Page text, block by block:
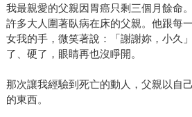
我最親愛的父親因胃癌只剩三個月餘命
許多大人圍著臥病在床的父親。他跟每
女我的手，微笑著說：「謝謝妳，小久
了、硬了，眼睛再也沒睜開。
那次讓我經驗到死亡的動人，父親以自
的東西。